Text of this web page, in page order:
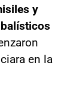
y
en la